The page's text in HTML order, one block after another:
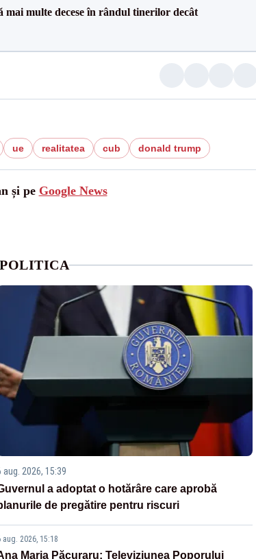
multe decese în rândul tinerilor decât
ue realitatea cub donald trump
și pe Google News
POLITICA
aug. 2026, 15:39
a adoptat o hotărâre care aprobă
de pregătire pentru riscuri
aug. 2026, 15:18
Maria Păcuraru: Televiziunea Poporului